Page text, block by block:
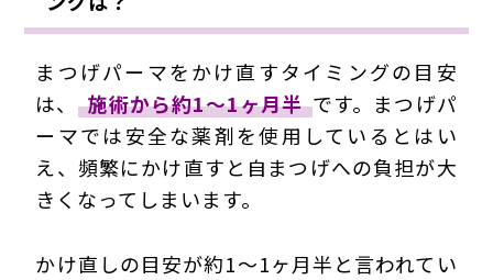
まつげパーマをかけ直すタイミングの目安
は、
施術から約1～1ヶ月半 です。まつげパ
ーマでは安全な薬剤を使用しているとはい
え、頻繁にかけ直すと自まつげへの負担が大
きくなってしまいます。
かけ直しの目安が約1～1ヶ月半と言われてい